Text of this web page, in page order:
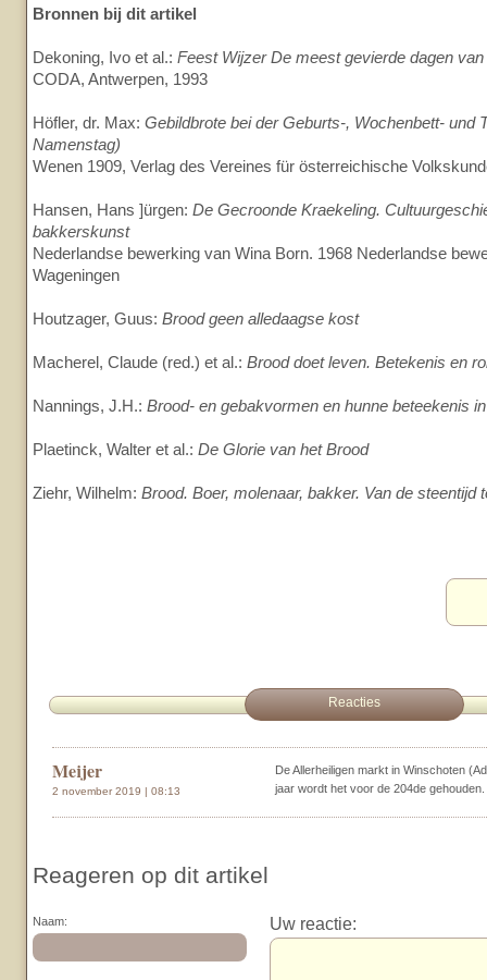
Bronnen bij dit artikel
Dekoning, Ivo et al.: Feest Wijzer De meest gevierde dagen van
CODA, Antwerpen, 1993
Höfler, dr. Max: Gebildbrote bei der Geburts-, Wochenbett- und
Namenstag)
Wenen 1909, Verlag des Vereines für österreichische
Hansen, Hans ]ürgen: De Gecroonde Kraekeling.
bakkerskunst
Nederlandse bewerking van Wina Born. 1968 Nederlandse
Wageningen
Houtzager, Guus: Brood geen alledaagse kost
Macherel, Claude (red.) et al.: Brood doet leven. Betekenis en
Nannings, J.H.: Brood- en gebakvormen en hunne beteekenis
Plaetinck, Walter et al.: De Glorie van het Brood
Ziehr, Wilhelm: Brood. Boer, molenaar, bakker. Van de steentijd
Reacties
Meijer
2 november 2019 | 08:13
De Allerheiligen markt in Winschoten
jaar wordt het voor de 204de gehouden.
Reageren op dit artikel
Naam: Uw reactie: